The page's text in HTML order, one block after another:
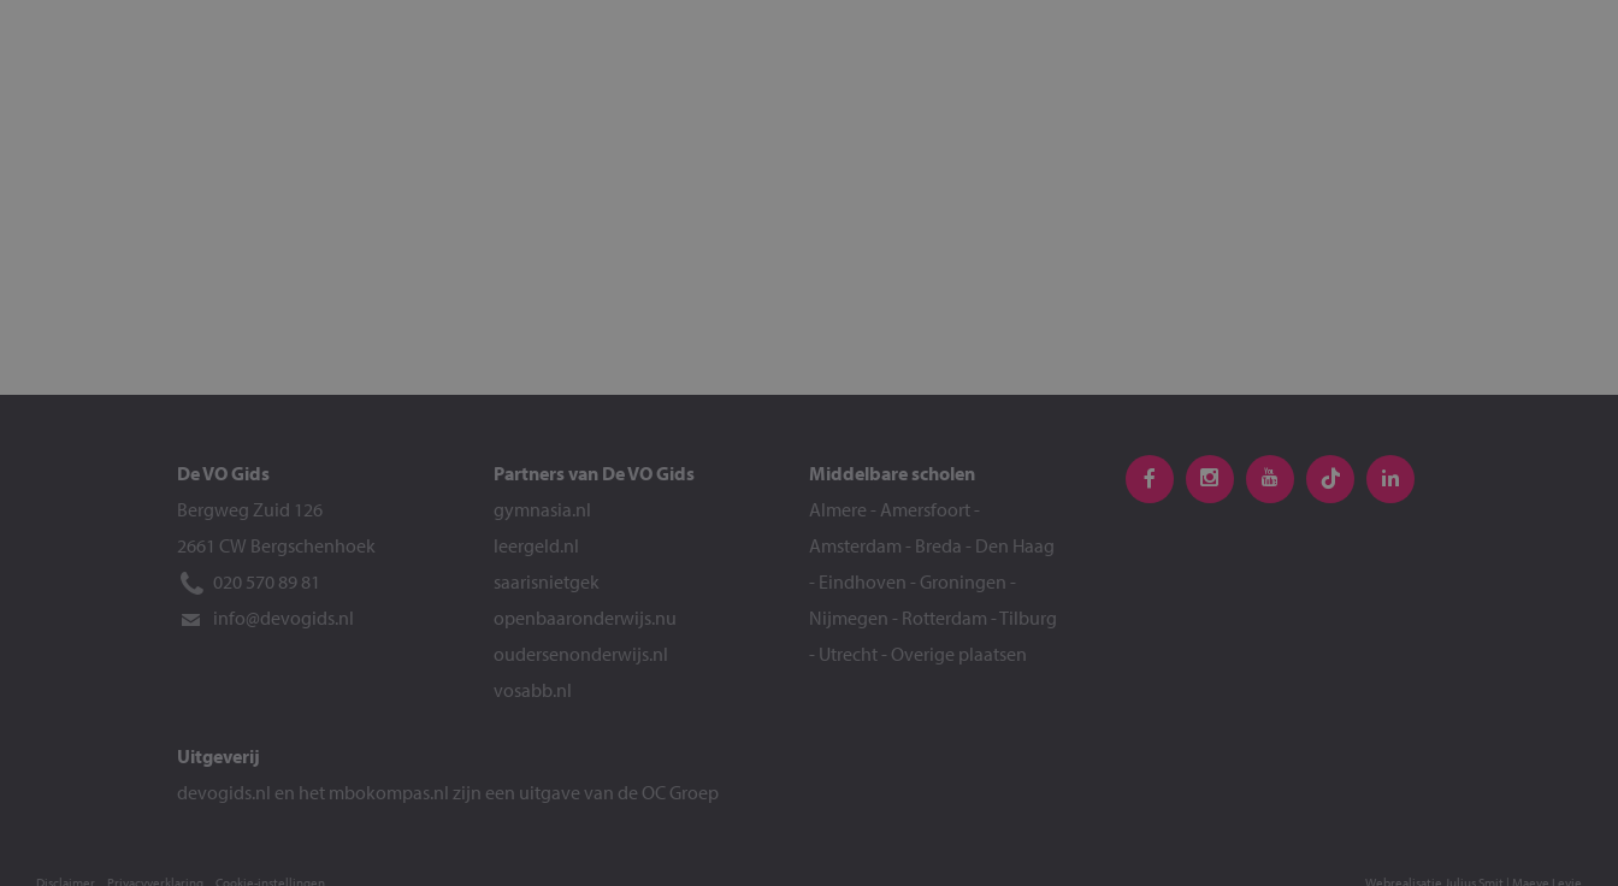
De VO Gids
Bergweg Zuid 126
2661 CW Bergschenhoek
020 570 89 81
info@devogids.nl
Partners van De VO Gids
gymnasia.nl
leergeld.nl
saarisnietgek
openbaaronderwijs.nu
oudersenonderwijs.nl
vosabb.nl
Middelbare scholen
Almere - Amersfoort -
Amsterdam - Breda - Den Haag
- Eindhoven - Groningen -
Nijmegen - Rotterdam -Tilburg
- Utrecht - Overige plaatsen
Uitgeverij
devogids.nl en het mbokompas.nl zijn een uitgave van de OC Groep
Webrealisatie Julius Smit | Maeve Levie
Disclaimer Privacyverklaring Cookie-instellingen